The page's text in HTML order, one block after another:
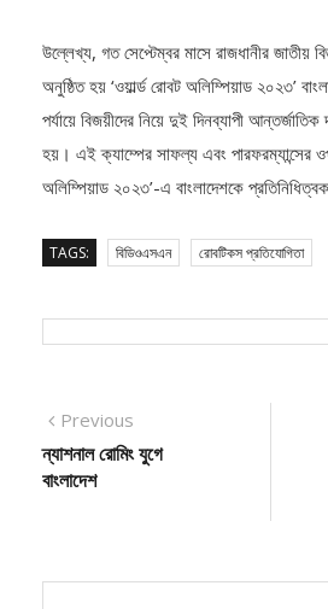
উল্লেখ্য, গত সেপ্টেম্বর মাসে রাজধানীর জাতীয়
অনুষ্ঠিত হয় ‘ওয়ার্ল্ড রোবট অলিম্পিয়াড ২০২৩’
পর্যায়ে বিজয়ীদের নিয়ে দুই দিনব্যাপী আন্তর্জাতিক
হয়। এই ক্যাম্পের সাফল্য এবং পারফরম্যান্সের ওপর
Post
navigation
PreviousPrevious
ন্যাশনাল রোমিং যুগে